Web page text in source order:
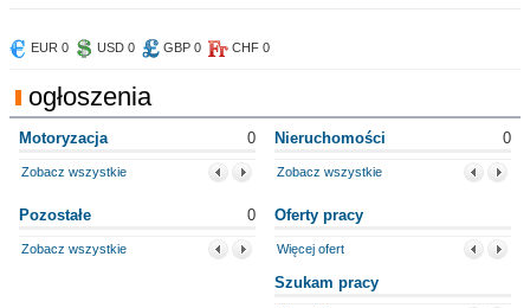
EUR 0 USD 0 GBP 0 CHF 0
ogłoszenia
Motoryzacja 0
Zobacz wszystkie
Nieruchomości 0
Zobacz wszystkie
Pozostałe 0
Zobacz wszystkie
Oferty pracy
Więcej ofert
Szukam pracy